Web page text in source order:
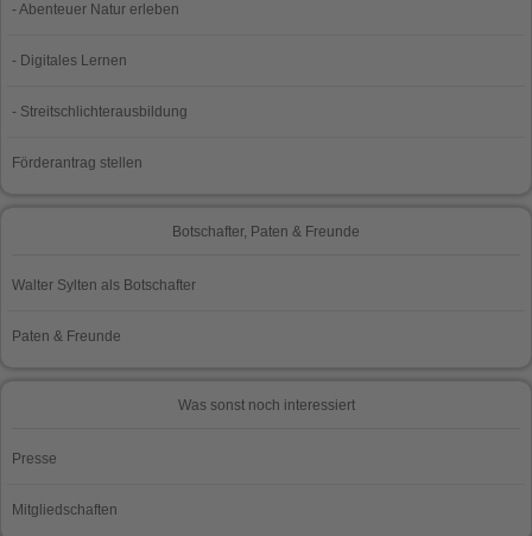
- Abenteuer Natur erleben
- Digitales Lernen
- Streitschlichterausbildung
Förderantrag stellen
Botschafter, Paten & Freunde
Walter Sylten als Botschafter
Paten & Freunde
Was sonst noch interessiert
Presse
Mitgliedschaften